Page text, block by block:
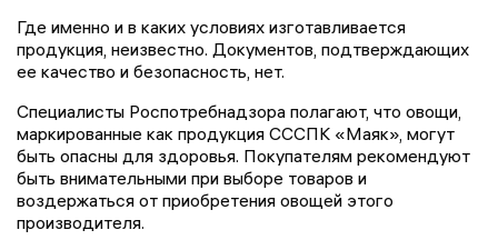
Где именно и в каких условиях изготавливается
продукция, неизвестно. Документов, подтверждающих
ее качество и безопасность, нет.
Специалисты Роспотребнадзора полагают, что овощи,
маркированные как продукция СССПК «Маяк», могут
быть опасны для здоровья. Покупателям рекомендуют
быть внимательными при выборе товаров и
воздержаться от приобретения овощей этого
производителя.